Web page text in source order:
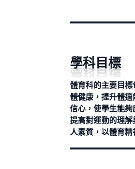
學科目標
體育科的主要目
體健康，提升體
信心，使學生能
提高對運動的理
人素質，以體育精